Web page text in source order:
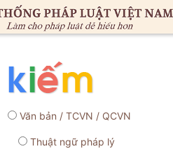
Văn bản / TCVN / QCVN
Thuật ngữ pháp lý